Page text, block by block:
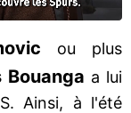
ou plus
Bouanga a lui
Ainsi, à l'été